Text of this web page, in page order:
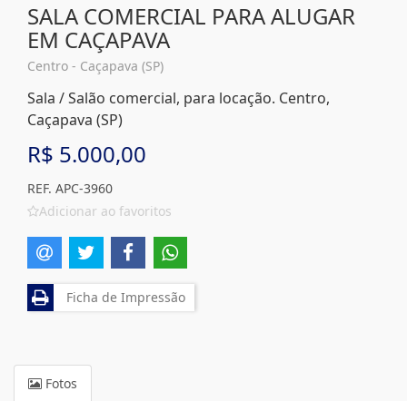
SALA COMERCIAL PARA ALUGAR
EM CAÇAPAVA
Centro - Caçapava (SP)
Sala / Salão comercial, para locação. Centro,
Caçapava (SP)
R$ 5.000,00
REF. APC-3960
Adicionar ao favoritos
Ficha de Impressão
Fotos